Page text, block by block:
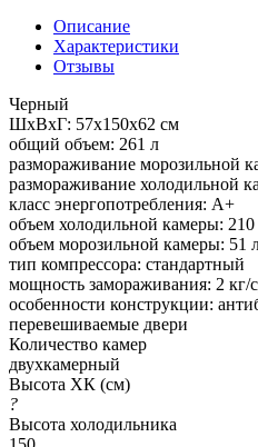
Описание
Характеристики
Отзывы
Черный
ШхВхГ: 57х150х62 см
общий объем: 261 л
размораживание морозильной
размораживание холодильной
класс энергопотребления: A+
объем холодильной камеры: 210
объем морозильной камеры: 51
тип компрессора: стандартный
мощность замораживания: 2 кг/
особенности конструкции:
перевешиваемые двери
Количество камер
двухкамерный
Высота ХК (см)
?
Высота холодильника